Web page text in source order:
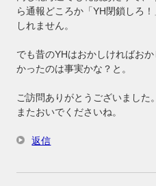
ら通報どころか「YH閉鎖しろ
しれません。
でも昔のYHはおかしければお
かったのは事実かな？と。
ご訪問ありがとうございました。
またおいでくださいね。
返信